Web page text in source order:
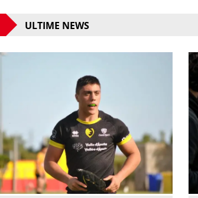
ULTIME NEWS